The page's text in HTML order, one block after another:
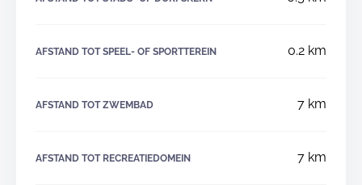
AFSTAND TOT SPEEL- OF SPORTTEREIN 0.2 km
AFSTAND TOT ZWEMBAD 7 km
AFSTAND TOT RECREATIEDOMEIN 7 km